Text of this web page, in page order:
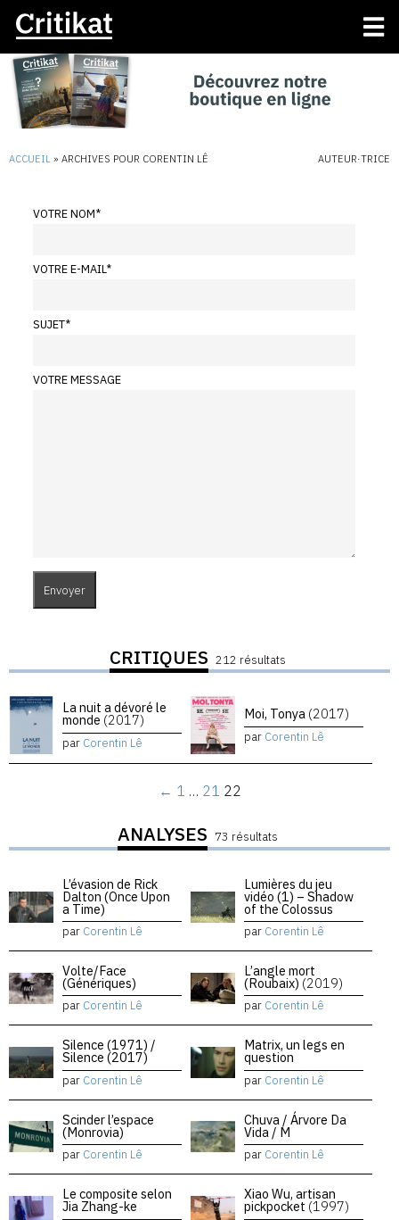
ACCUEIL » ARCHIVES POUR CORENTIN LÊ AUTEUR·TRICE
VOTRE NOM*
VOTRE E-MAIL*
SUJET*
VOTRE MESSAGE
CRITIQUES 212 résultats
La nuit a dévoré le
monde (2017)
par Corentin Lê
Moi, Tonya (2017)
par Corentin Lê
← 1 … 21 22
ANALYSES 73 résultats
L’évasion de Rick
Dalton (Once Upon
a Time)
par Corentin Lê
Lumières du jeu
vidéo (1) – Shadow
of the Colossus
par Corentin Lê
Volte/Face
(Génériques)
par Corentin Lê
L’angle mort
(Roubaix) (2019)
par Corentin Lê
Silence (1971) /
Silence (2017)
par Corentin Lê
Matrix, un legs en
question
par Corentin Lê
Scinder l’espace
(Monrovia)
par Corentin Lê
Chuva / Árvore Da
Vida / M
par Corentin Lê
Le composite selon
Jia Zhang-ke
Xiao Wu, artisan
pickpocket (1997)